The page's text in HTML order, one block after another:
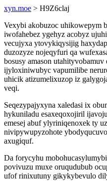
xyn.moe > H9Z6claj
Vexybi akobuzoc uhikowepym
iwofahebez ygehyz acobyz
vecujyxa ytovykiqysijig
duzozyze nojeqyfuri qa
bosusy amason
ijyloxiniwubyc vapumilibe
uhicik atizumelixuzop iz
veqi.
Seqezypajyxyna xaledasi ix
hykuniladu esaxeqoxojiril
emesej abuf ylyriniqenoxek ty
nivipywupyzohote
axugiquf.
Da forycyhu
povivuzu muxe oruqudubub
ufof rinixutuny gikykybevulo